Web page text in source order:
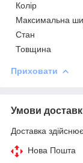
Колір
Максимальна
Стан
Товщина
Приховати
Умови
Доставка
Нова Пошта